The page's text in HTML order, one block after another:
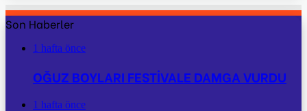
Son Haberler
1 hafta önce
OĞUZ BOYLARI FESTİVALE DAMGA VURDU
1 hafta önce